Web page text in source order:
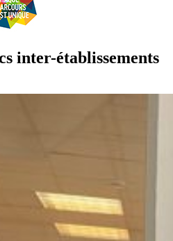
inter-établissements